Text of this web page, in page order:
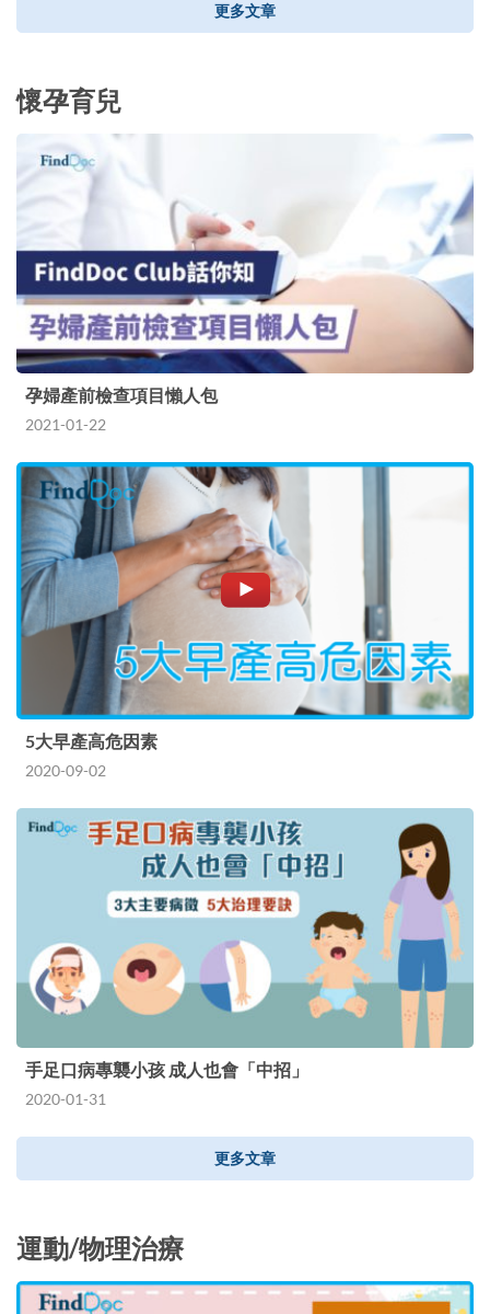
更多文章
懷孕育兒
孕婦產前檢查項目懶人包
2021-01-22
5大早產高危因素
2020-09-02
手足口病專襲小孩 成人也會「中招」
2020-01-31
更多文章
運動/物理治療